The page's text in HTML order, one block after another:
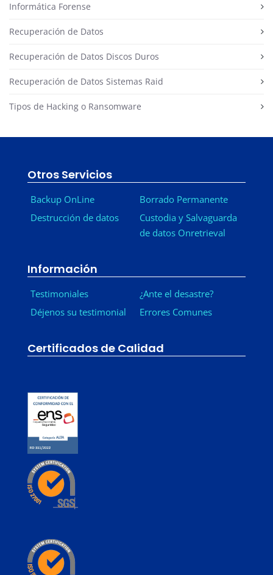
Informática Forense
Recuperación de Datos
Recuperación de Datos Discos Duros
Recuperación de Datos Sistemas Raid
Tipos de Hacking o Ransomware
Otros Servicios
Backup OnLine
Destrucción de datos
Borrado Permanente
Custodia y Salvaguarda
de datos Onretrieval
Información
Testimoniales
Déjenos su testimonial
¿Ante el desastre?
Errores Comunes
Certificados de Calidad